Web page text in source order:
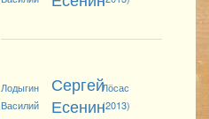
Лодыгин
Василий
Сергей
Есенин
Лӧсас
(2013)